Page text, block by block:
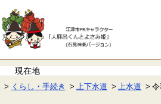
くらし・手続き 上下水道 上水道